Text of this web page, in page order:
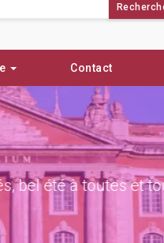
Contact
été à toutes et tous !